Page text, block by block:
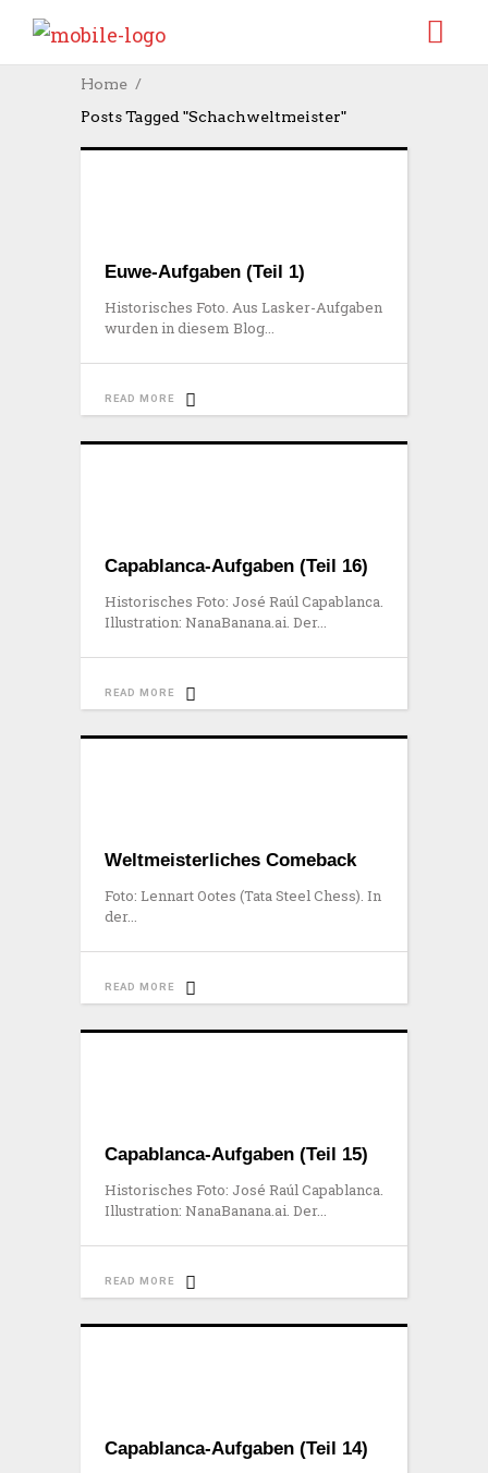
Home
Posts Tagged "Schachweltmeister"
Euwe-Aufgaben (Teil 1)
Historisches Foto. Aus Lasker-Aufgaben
wurden in diesem Blog
READ MORE
Capablanca-Aufgaben (Teil 16)
Historisches Foto: José Raúl Capablanca.
Illustration: NanaBanana.ai. Der
READ MORE
Weltmeisterliches Comeback
Foto: Lennart Ootes (Tata Steel Chess). In
der
READ MORE
Capablanca-Aufgaben (Teil 15)
Historisches Foto: José Raúl Capablanca.
Illustration: NanaBanana.ai. Der
READ MORE
Capablanca-Aufgaben (Teil 14)